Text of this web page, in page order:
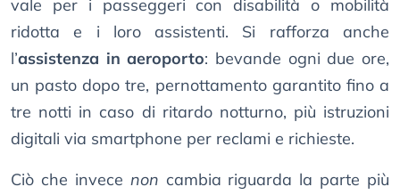
vale per i passeggeri con disabilità o mobilità
ridotta e i loro assistenti. Si rafforza anche
l’assistenza in aeroporto: bevande ogni due ore,
un pasto dopo tre, pernottamento garantito fino a
tre notti in caso di ritardo notturno, più istruzioni
digitali via smartphone per reclami e richieste.
Ciò che invece non cambia riguarda la parte più